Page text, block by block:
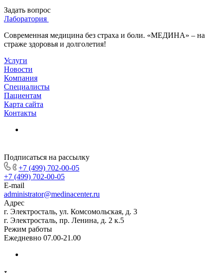
Задать вопрос
Лаборатория
Современная медицина без страха и боли. «МЕДИНА» – на
страже здоровья и долголетия!
Услуги
Новости
Компания
Специалисты
Пациентам
Карта сайта
Контакты
Подписаться на рассылку
+7 (499) 702-00-05
+7 (499) 702-00-05
E-mail
administrator@medinacenter.ru
Адрес
г. Электросталь, ул. Комсомольская, д. 3
г. Электросталь, пр. Ленина, д. 2 к.5
Режим работы
Ежедневно 07.00-21.00